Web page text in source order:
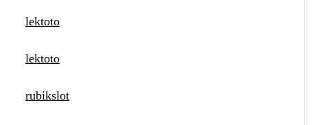
lektoto
lektoto
rubikslot